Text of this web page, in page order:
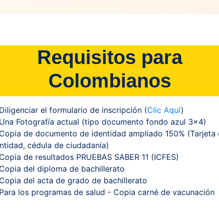
Requisitos para
Colombianos
el formulario de inscripción (Clic Aquí)
Fotografía actual (tipo documento fondo azul 3x4)
de documento de identidad ampliado 150% (Tarjeta
cédula de ciudadanía)
de resultados PRUEBAS SABER 11 (ICFES)
del diploma de bachillerato
del acta de grado de bachillerato
los programas de salud - Copia carné de vacunación